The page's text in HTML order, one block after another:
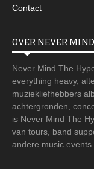
Contact
OVER NEVER
Never Mind The
everything heavy,
muziekliefhebbers
achtergronden,
is Never Mind The
van tours, band
andere music events.